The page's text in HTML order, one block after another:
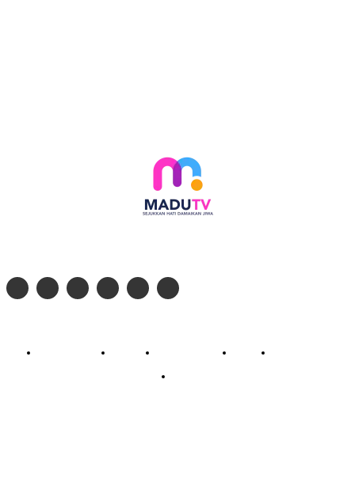
Profil Madu TV Redaksi Pedoman Siber Kontak